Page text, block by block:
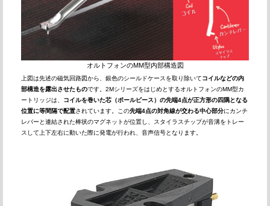
オルトフォンのMM型内部構造図
上図は先述の磁気回路図から、銀色のシールドケースを取り除いてコイルなどの内
部構造を露出させたものです。2MシリーズをはじめとするオルトフォンのMM型カ
ートリッジは、 コイルを巻いた芯（ポールピース）の先端4点が正方形の四隅となる
位置に等間隔で配置されています。この先端4点の対角線が交わる中心部分にカンチ
レバーと連結された棒状のマグネットが位置し、スタイラスチップが音溝をトレー
スして上下左右に動いた際に発電が行われ、音声信号となります。